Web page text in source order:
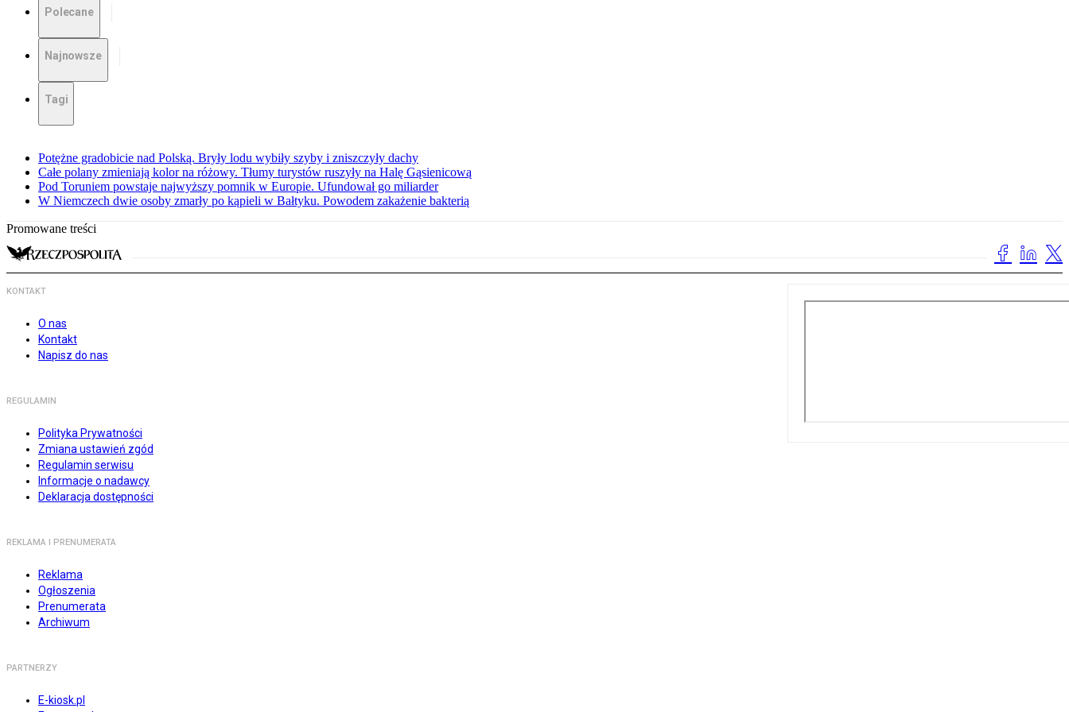
Polecane
Najnowsze
Tagi
Potężne gradobicie nad Polską. Bryły lodu wybiły szyby i zniszczyły dachy
Całe polany zmieniają kolor na różowy. Tłumy turystów ruszyły na Halę Gąsienicową
Pod Toruniem powstaje najwyższy pomnik w Europie. Ufundował go miliarder
W Niemczech dwie osoby zmarły po kąpieli w Bałtyku. Powodem zakażenie bakterią
Promowane treści
KONTAKT
O nas
Kontakt
Napisz do nas
REGULAMIN
Polityka Prywatności
Zmiana ustawień zgód
Regulamin serwisu
Informacje o nadawcy
Deklaracja dostępności
REKLAMA I PRENUMERATA
Reklama
Ogłoszenia
Prenumerata
Archiwum
PARTNERZY
E-kiosk.pl